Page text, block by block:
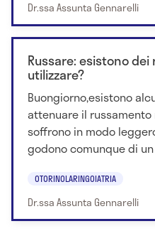
Dr.ssa Assunta Gennarelli
Russare: esistono
utilizzare?
Buongiorno,esistono
attenuare il
soffrono in modo
godono comunque di un
OTORINOLARINGOIATRIA
Dr.ssa Assunta Gennarelli